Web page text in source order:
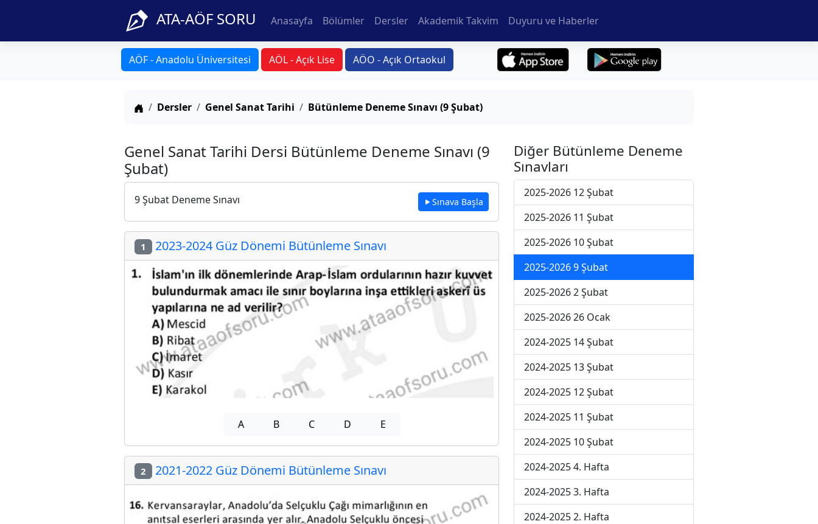
ATA-AÖF SORU Anasayfa Bölümler Dersler Akademik Takvim Duyuru ve Haberler
AÖF - Anadolu Üniversitesi AÖL - Açık Lise AÖO - Açık Ortaokul
Anasayfa
Dersler Genel Sanat Tarihi Bütünleme Deneme Sınavı (9 Şubat)
Genel Sanat Tarihi Dersi Bütünleme Deneme Sınavı (9
Şubat)
9 Şubat Deneme Sınavı Sınava Başla
1 2023-2024 Güz Dönemi Bütünleme Sınavı
A B C D E
2 2021-2022 Güz Dönemi Bütünleme Sınavı
Diğer Bütünleme Deneme
Sınavları
2025-2026 12 Şubat
2025-2026 11 Şubat
2025-2026 10 Şubat
2025-2026 9 Şubat
2025-2026 2 Şubat
2025-2026 26 Ocak
2024-2025 14 Şubat
2024-2025 13 Şubat
2024-2025 12 Şubat
2024-2025 11 Şubat
2024-2025 10 Şubat
2024-2025 4. Hafta
2024-2025 3. Hafta
2024-2025 2. Hafta